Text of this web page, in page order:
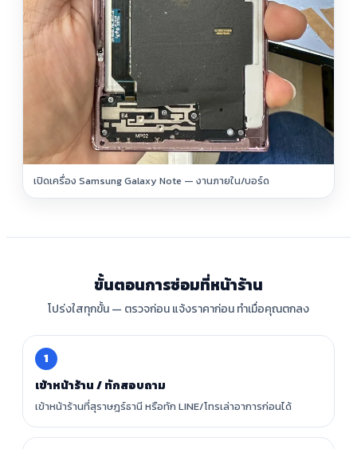
เปิดเครื่อง Samsung Galaxy Note — งานภายใน/บอร์ด
ขั้นตอนการซ่อมที่หน้าร้าน
โปร่งใสทุกขั้น — ตรวจก่อน แจ้งราคาก่อน ทำเมื่อคุณตกลง
1
เข้าหน้าร้าน / ทักสอบถาม
เข้าหน้าร้านที่สุราษฎร์ธานี หรือทัก LINE/โทรเล่าอาการก่อนได้